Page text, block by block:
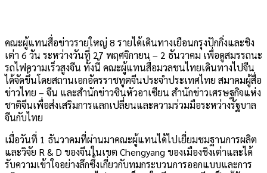
คณะผู้แทนสื่อข่าวรายใหญ่ 8 รายได้เดินทางเยือนกรุงปักกิ่งและชิง
เต่า 6 วัน ระหว่างวันที่ 27 พฤศจิกายน – 2 ธันวาคม เพื่อดูสมรรถนะ
รถไฟความเร็วสูงจีน ทั้งนี้ คณะผู้แทนสื่อมวลชนไทยเดินทางไปจีน
ได้จัดขึ้นโดยสถานเอกอัครราชทูตจีนประจำประเทศไทย สมาคมผู้สื่อ
ข่าวไทย – จีน และสำนักข่าวซินหัวอาเซียน สำนักข่าวเศรษฐกิจแห่ง
ชาติจีนเพื่อส่งเสริมการแลกเปลี่ยนและความร่วมมือระหว่างรัฐบาล
จีนกับไทย
เมื่อวันที่ 1 ธันวาคมที่ผ่านมาคณะผู้แทนได้ไปเยี่ยมชมฐานการผลิต
และวิจัย R & D ของจีนในเขต Chengyang ของเมืองชิงเต่าและได้
รับความเข้าใจอย่างลึกซึ้งเกี่ยวกับทมกระบวนการออกแบบและการ